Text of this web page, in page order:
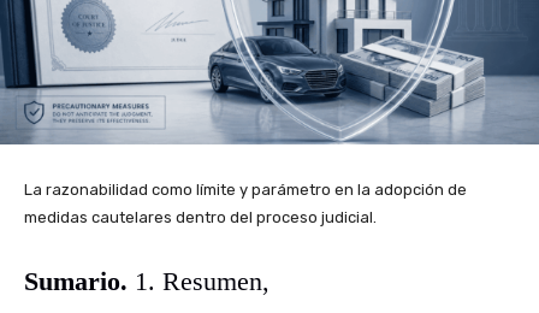
La razonabilidad como límite y parámetro en la adopción de
medidas cautelares dentro del proceso judicial.
Sumario. 1. Resumen,